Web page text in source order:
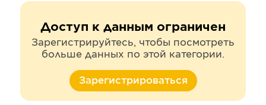
Доступ к данным ограничен
Зарегистрируйтесь, чтобы посмотреть
больше данных по этой категории.
Зарегистрироваться